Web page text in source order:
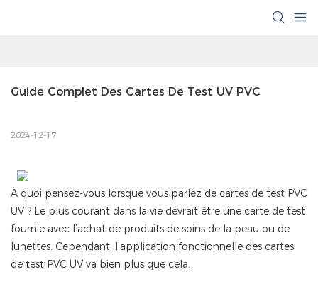
Guide Complet Des Cartes De Test UV PVC
2024-12-17
À quoi pensez-vous lorsque vous parlez de cartes de test PVC
UV ? Le plus courant dans la vie devrait être une carte de test
fournie avec l’achat de produits de soins de la peau ou de
lunettes. Cependant, l’application fonctionnelle des cartes
de test PVC UV va bien plus que cela.